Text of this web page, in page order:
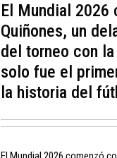
El Mundial 2026
Quiñones, un
del torneo con
solo fue el
la historia del